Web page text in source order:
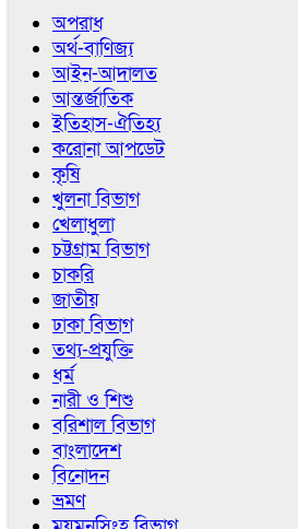
অপরাধ
অর্থ-বাণিজ্য
আইন-আদালত
আন্তর্জাতিক
ইতিহাস-ঐতিহ্য
করোনা আপডেট
কৃষি
খুলনা বিভাগ
খেলাধুলা
চট্টগ্রাম বিভাগ
চাকরি
জাতীয়
ঢাকা বিভাগ
তথ্য-প্রযুক্তি
ধর্ম
নারী ও শিশু
বরিশাল বিভাগ
বাংলাদেশ
বিনোদন
ভ্রমণ